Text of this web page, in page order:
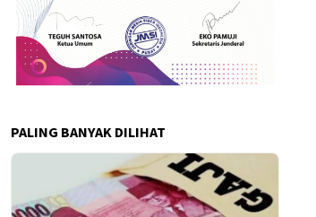
PALING BANYAK DILIHAT